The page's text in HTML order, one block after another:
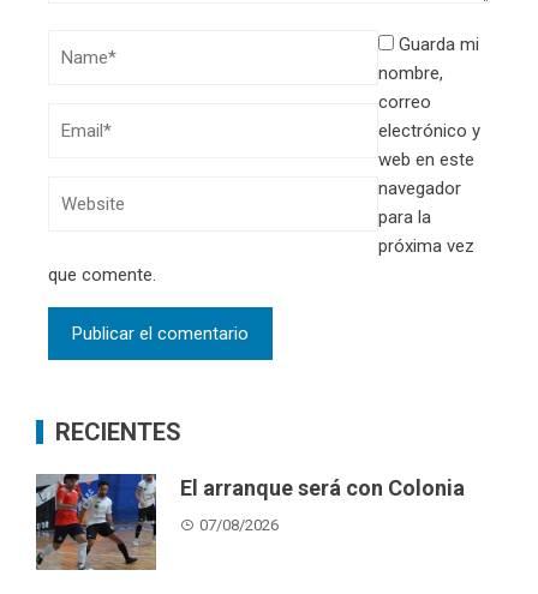
Guarda mi
nombre,
correo
electrónico y
web en este
navegador
para la
próxima vez
que comente.
RECIENTES
El arranque será con Colonia
07/08/2026